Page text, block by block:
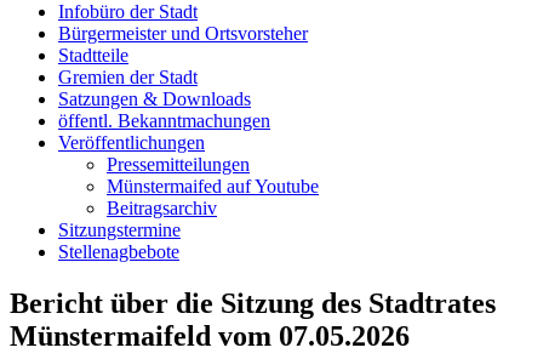
Infobüro der Stadt
Bürgermeister und Ortsvorsteher
Stadtteile
Gremien der Stadt
Satzungen & Downloads
öffentl. Bekanntmachungen
Veröffentlichungen
Pressemitteilungen
Münstermaifed auf Youtube
Beitragsarchiv
Sitzungstermine
Stellenagbebote
Bericht über die Sitzung des Stadtrates
Münstermaifeld vom 07.05.2026